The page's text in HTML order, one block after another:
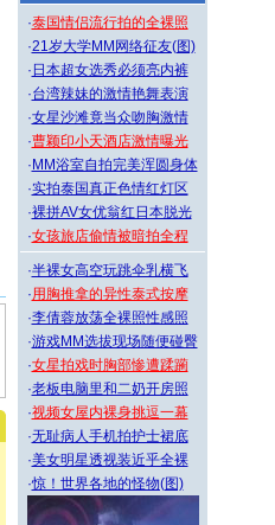
·泰国情侣流行拍的全裸照
·21岁大学MM网络征友(图)
· 日本超女选秀必须亮内裤
·台湾辣妹的激情艳舞表演
·女星沙滩竟当众吻胸激情
·曹颖印小天酒店激情曝光
· MM浴室自拍完美浑圆身体
·实拍泰国真正色情红灯区
·裸拼AV女优翁红日本脱光
·女孩旅店偷情被暗拍全程
·半裸女高空玩跳伞乳横飞
·用胸推拿的异性泰式按摩
·李倩蓉放荡全裸照性感照
·游戏MM选拔现场随便碰臀
·女星拍戏时胸部惨遭蹂躏
·老板电脑里和二奶开房照
·视频女屋内裸身挑逗一幕
·无耻病人手机拍护士裙底
·美女明星透视装近乎全裸
·惊！世界各地的怪物(图)